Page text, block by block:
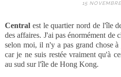
15
Central est le quartier nord de l'île
des affaires. J'ai pas énormément de
selon moi, il n'y a pas grand chose
car je ne suis restée vraiment qu'à
au sud sur l'île de Hong Kong.